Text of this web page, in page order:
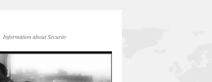
Information about Security